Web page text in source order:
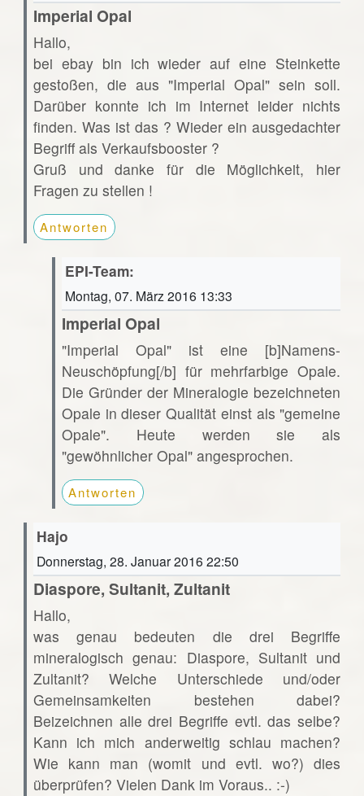
Imperial Opal
Hallo,
bei ebay bin ich wieder auf eine Steinkette
gestoßen, die aus "Imperial Opal" sein soll.
Darüber konnte ich im Internet leider nichts
finden. Was ist das ? Wieder ein ausgedachter
Begriff als Verkaufsbooster ?
Gruß und danke für die Möglichkeit, hier
Fragen zu stellen !
Antworten
EPI-Team:
Montag, 07. März 2016 13:33
Imperial Opal
"Imperial Opal" ist eine [b]Namens-
Neuschöpfung[/b] für mehrfarbige Opale.
Die Gründer der Mineralogie bezeichneten
Opale in dieser Qualität einst als "gemeine
Opale". Heute werden sie als
"gewöhnlicher Opal" angesprochen.
Antworten
Hajo
Donnerstag, 28. Januar 2016 22:50
Diaspore, Sultanit, Zultanit
Hallo,
was genau bedeuten die drei Begriffe
mineralogisch genau: Diaspore, Sultanit und
Zultanit? Welche Unterschiede und/oder
Gemeinsamkeiten bestehen dabei?
Beizeichnen alle drei Begriffe evtl. das selbe?
Kann ich mich anderweitig schlau machen?
Wie kann man (womit und evtl. wo?) dies
überprüfen? Vielen Dank im Voraus.. :-)